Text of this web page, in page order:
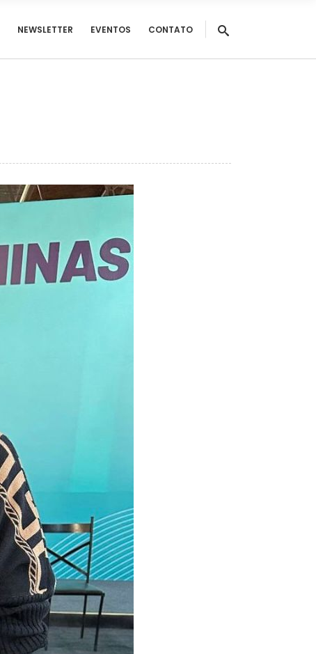
NEWSLETTER EVENTOS CONTATO